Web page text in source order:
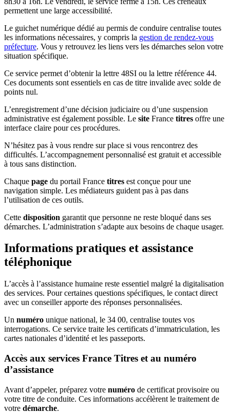
permettent une large accessibilité.
Le guichet numérique dédié au permis de conduire centralise toutes
les informations nécessaires, y compris la gestion de rendez-vous
préfecture. Vous y retrouvez les liens vers les démarches selon votre
situation spécifique.
Ce service permet d’obtenir la lettre 48SI ou la lettre référence 44.
Ces documents sont essentiels en cas de titre invalide avec solde de
points nul.
L’enregistrement d’une décision judiciaire ou d’une suspension
administrative est également possible. Le site France titres offre une
interface claire pour ces procédures.
N’hésitez pas à vous rendre sur place si vous rencontrez des
difficultés. L’accompagnement personnalisé est gratuit et accessible
à tous sans distinction.
Chaque page du portail France titres est conçue pour une
navigation simple. Les médiateurs guident pas à pas dans
l’utilisation de ces outils.
Cette disposition garantit que personne ne reste bloqué dans ses
démarches. L’administration s’adapte aux besoins de chaque usager.
Informations pratiques et assistance
téléphonique
L’accès à l’assistance humaine reste essentiel malgré la digitalisation
des services. Pour certaines questions spécifiques, le contact direct
avec un conseiller apporte des réponses personnalisées.
Un numéro unique national, le 34 00, centralise toutes vos
interrogations. Ce service traite les certificats d’immatriculation, les
cartes nationales d’identité et les passeports.
Accès aux services France Titres et au numéro
d’assistance
Avant d’appeler, préparez votre numéro de certificat provisoire ou
votre titre de conduite. Ces informations accélèrent le traitement de
votre démarche.